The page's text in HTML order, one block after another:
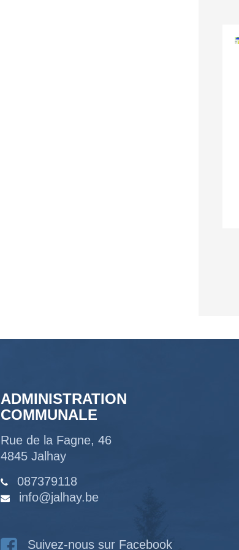
ADMINISTRATION
COMMUNALE
Rue de la Fagne, 46
4845 Jalhay
087379118
info@jalhay.be
Suivez-nous sur Facebook